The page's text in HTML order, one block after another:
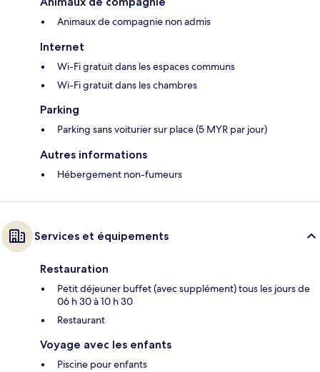
Animaux de compagnie non admis
Internet
Wi-Fi gratuit dans les espaces communs
Wi-Fi gratuit dans les chambres
Parking
Parking sans voiturier sur place (5 MYR par jour)
Autres informations
Hébergement non-fumeurs
Services et équipements
Restauration
Petit déjeuner buffet (avec supplément) tous les jours de
06 h 30 à 10 h 30
Restaurant
Voyage avec les enfants
Piscine pour enfants